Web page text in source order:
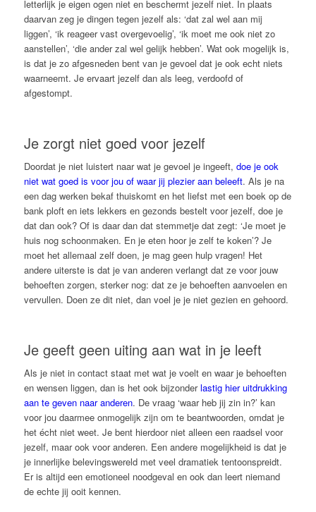
letterlijk je eigen ogen niet en beschermt jezelf niet. In plaats
daarvan zeg je dingen tegen jezelf als: ‘dat zal wel aan mij
liggen’, ‘ik reageer vast overgevoelig’, ‘ik moet me ook niet zo
aanstellen’, ‘die ander zal wel gelijk hebben’. Wat ook mogelijk is,
is dat je zo afgesneden bent van je gevoel dat je ook echt niets
waarneemt. Je ervaart jezelf dan als leeg, verdoofd of
afgestompt.
Je zorgt niet goed voor jezelf
Doordat je niet luistert naar wat je gevoel je ingeeft, doe je ook
niet wat goed is voor jou of waar jij plezier aan beleeft. Als je na
een dag werken bekaf thuiskomt en het liefst met een boek op de
bank ploft en iets lekkers en gezonds bestelt voor jezelf, doe je
dat dan ook? Of is daar dan dat stemmetje dat zegt: ‘Je moet je
huis nog schoonmaken. En je eten hoor je zelf te koken’? Je
moet het allemaal zelf doen, je mag geen hulp vragen! Het
andere uiterste is dat je van anderen verlangt dat ze voor jouw
behoeften zorgen, sterker nog: dat ze je behoeften aanvoelen en
vervullen. Doen ze dit niet, dan voel je je niet gezien en gehoord.
Je geeft geen uiting aan wat in je leeft
Als je niet in contact staat met wat je voelt en waar je behoeften
en wensen liggen, dan is het ook bijzonderlastig hier uitdrukking
aan te geven naar anderen. De vraag ‘waar heb jij zin in?’ kan
voor jou daarmee onmogelijk zijn om te beantwoorden, omdat je
het écht niet weet. Je bent hierdoor niet alleen een raadsel voor
jezelf, maar ook voor anderen. Een andere mogelijkheid is dat je
je innerlijke belevingswereld met veel dramatiek tentoonspreidt.
Er is altijd een emotioneel noodgeval en ook dan leert niemand
de echte jij ooit kennen.